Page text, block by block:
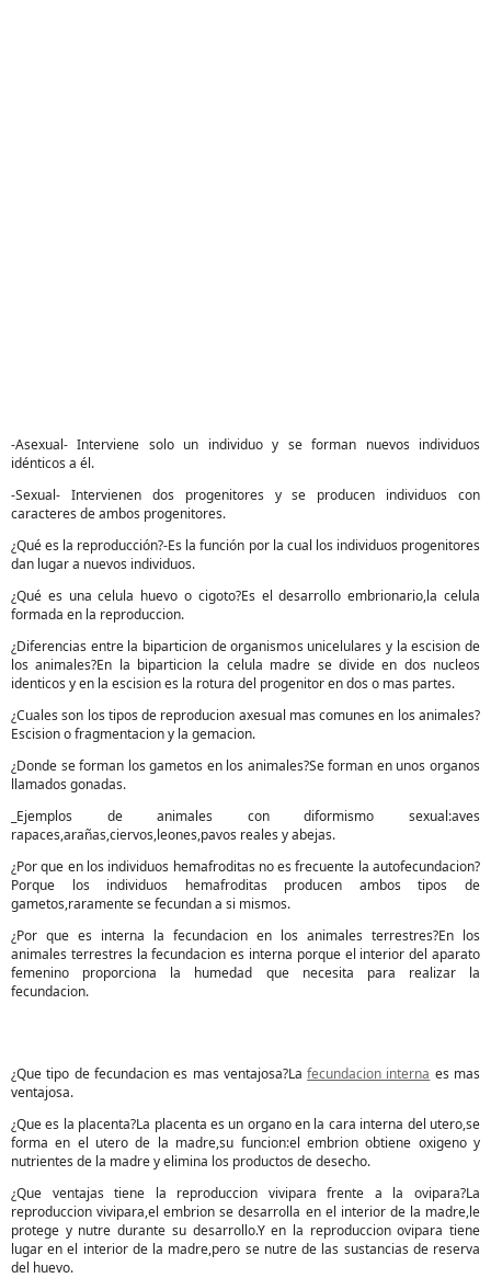
-Asexual- Interviene solo un individuo y se forman nuevos individuos
idénticos a él.
-Sexual- Intervienen dos progenitores y se producen individuos con
caracteres de ambos progenitores.
¿Qué es la reproducción?-Es la función por la cual los individuos progenitores
dan lugar a nuevos individuos.
¿Qué es una celula huevo o cigoto?Es el desarrollo embrionario,la celula
formada en la reproduccion.
¿Diferencias entre la biparticion de organismos unicelulares y la escision de
los animales?En la biparticion la celula madre se divide en dos nucleos
identicos y en la escision es la rotura del progenitor en dos o mas partes.
¿Cuales son los tipos de reproducion axesual mas comunes en los animales?
Escision o fragmentacion y la gemacion.
¿Donde se forman los gametos en los animales?Se forman en unos organos
llamados gonadas.
_Ejemplos de animales con diformismo sexual:aves
rapaces,arañas,ciervos,leones,pavos reales y abejas.
¿Por que en los individuos hemafroditas no es frecuente la autofecundacion?
Porque los individuos hemafroditas producen ambos tipos de
gametos,raramente se fecundan a si mismos.
¿Por que es interna la fecundacion en los animales terrestres?En los
animales terrestres la fecundacion es interna porque el interior del aparato
femenino proporciona la humedad que necesita para realizar la
fecundacion.
¿Que tipo de fecundacion es mas ventajosa?Lafecundacion interna es mas
ventajosa.
¿Que es la placenta?La placenta es un organo en la cara interna del utero,se
forma en el utero de la madre,su funcion:el embrion obtiene oxigeno y
nutrientes de la madre y elimina los productos de desecho.
¿Que ventajas tiene la reproduccion vivipara frente a la ovipara?La
reproduccion vivipara,el embrion se desarrolla en el interior de la madre,le
protege y nutre durante su desarrollo.Y en la reproduccion ovipara tiene
lugar en el interior de la madre,pero se nutre de las sustancias de reserva
del huevo.